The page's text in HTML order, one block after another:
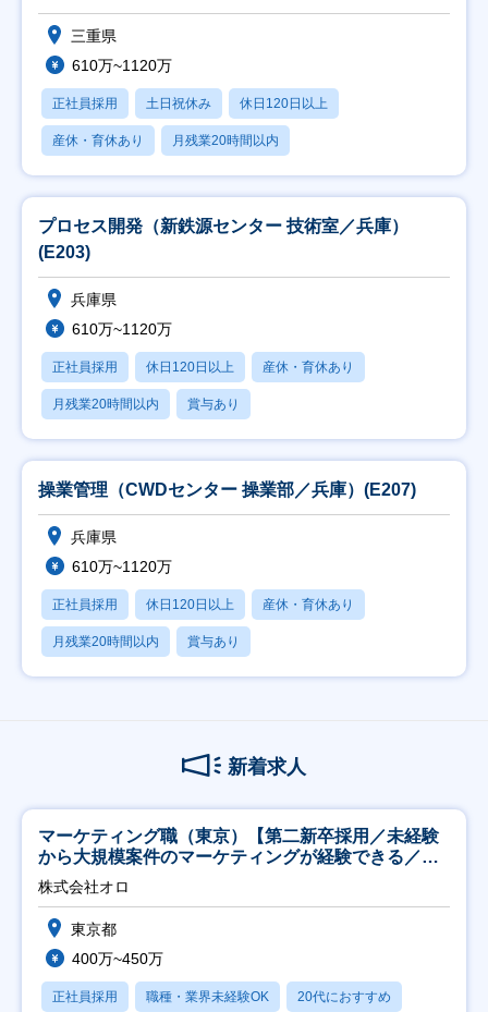
三重県
610万~1120万
正社員採用 土日祝休み 休日120日以上
産休・育休あり 月残業20時間以内
プロセス開発（新鉄源センター 技術室／兵庫）
(E203)
兵庫県
610万~1120万
正社員採用 休日120日以上 産休・育休あり
月残業20時間以内 賞与あり
操業管理（CWDセンター 操業部／兵庫）(E207)
兵庫県
610万~1120万
正社員採用 休日120日以上 産休・育休あり
月残業20時間以内 賞与あり
新着求人
マーケティング職（東京）【第二新卒採用／未経験
から大規模案件のマーケティングが経験できる／研
修充実】
株式会社オロ
東京都
400万~450万
正社員採用 職種・業界未経験OK 20代におすすめ